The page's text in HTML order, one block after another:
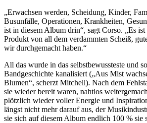
„Erwachsen werden, Scheidung, Kinder,
Busunfälle, Operationen, Krankheiten,
ist in diesem Album drin“, sagt Corso. „Es
Produkt von all dem verdammten Scheiß,
wir durchgemacht haben.“
All das wurde in das selbstbewussteste und
Bandgeschichte kanalisiert („Aus Mist
Blumen“, scherzt Mitchell). Nach dem
sie wieder bereit waren, nahtlos
plötzlich wieder voller Energie und
längst nicht mehr darauf aus, der
sie sich auf diesem Album endlich 100 % sie